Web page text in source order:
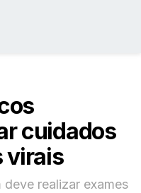
cuidados
virais
realizar exames